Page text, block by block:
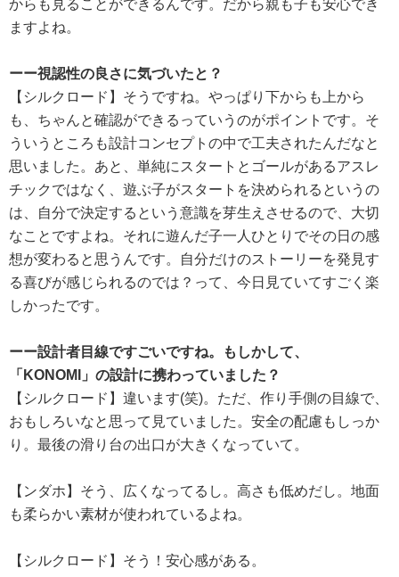
からも見ることができるんです。だから親も子も安心でき
ますよね。
ーー視認性の良さに気づいたと？
【シルクロード】そうですね。やっぱり下からも上から
も、ちゃんと確認ができるっていうのがポイントです。そ
ういうところも設計コンセプトの中で工夫されたんだなと
思いました。あと、単純にスタートとゴールがあるアスレ
チックではなく、遊ぶ子がスタートを決められるというの
は、自分で決定するという意識を芽生えさせるので、大切
なことですよね。それに遊んだ子一人ひとりでその日の感
想が変わると思うんです。自分だけのストーリーを発見す
る喜びが感じられるのでは？って、今日見ていてすごく楽
しかったです。
ーー設計者目線ですごいですね。もしかして、
「KONOMI」の設計に携わっていました？
【シルクロード】違います(笑)。ただ、作り手側の目線で、
おもしろいなと思って見ていました。安全の配慮もしっか
り。最後の滑り台の出口が大きくなっていて。
【ンダホ】そう、広くなってるし。高さも低めだし。地面
も柔らかい素材が使われているよね。
【シルクロード】そう！安心感がある。